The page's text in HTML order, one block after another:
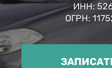
ИНН:
ОГРН: